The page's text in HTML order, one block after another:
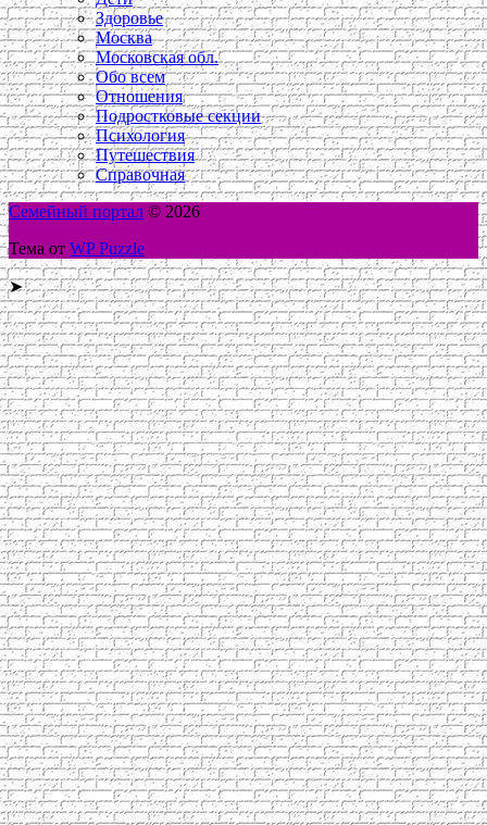
Здоровье
Москва
Московская обл.
Обо всем
Отношения
Подростковые секции
Психология
Путешествия
Справочная
Семейный портал © 2026
Тема от WP Puzzle
➤